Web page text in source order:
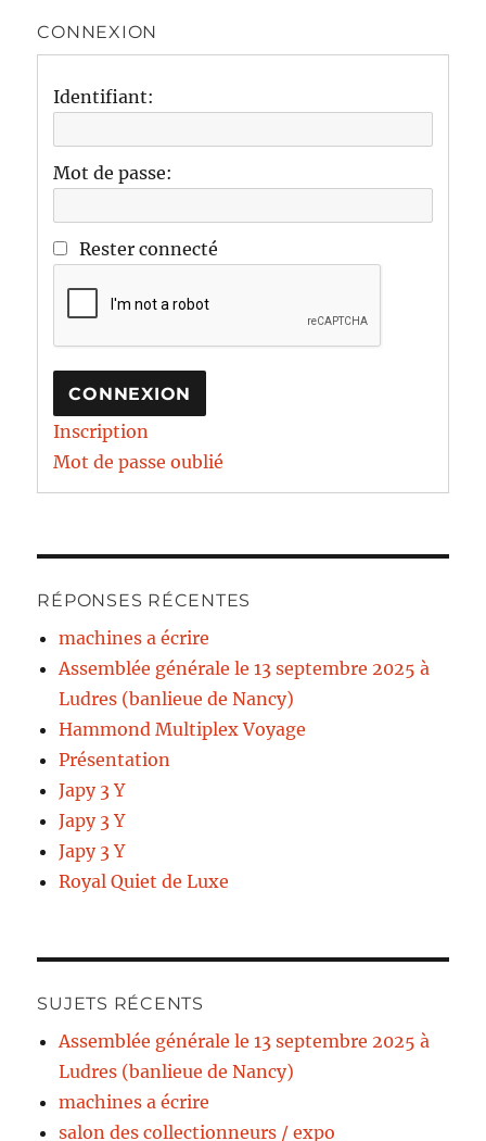
CONNEXION
Identifiant:
Mot de passe:
Rester connecté
CONNEXION
Inscription
Mot de passe oublié
RÉPONSES RÉCENTES
machines a écrire
Assemblée générale le 13 septembre 2025 à
Ludres (banlieue de Nancy)
Hammond Multiplex Voyage
Présentation
Japy 3 Y
Japy 3 Y
Japy 3 Y
Royal Quiet de Luxe
SUJETS RÉCENTS
Assemblée générale le 13 septembre 2025 à
Ludres (banlieue de Nancy)
machines a écrire
salon des collectionneurs / expo